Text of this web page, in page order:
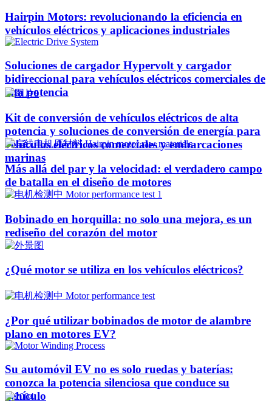
Hairpin Motors: revolucionando la eficiencia en
vehículos eléctricos y aplicaciones industriales
Soluciones de cargador Hypervolt y cargador
bidireccional para vehículos eléctricos comerciales de
alta potencia
Kit de conversión de vehículos eléctricos de alta
potencia y soluciones de conversión de energía para
vehículos eléctricos comerciales y embarcaciones
marinas
Más allá del par y la velocidad: el verdadero campo
de batalla en el diseño de motores
Bobinado en horquilla: no solo una mejora, es un
rediseño del corazón del motor
¿Qué motor se utiliza en los vehículos eléctricos?
¿Por qué utilizar bobinados de motor de alambre
plano en motores EV?
Su automóvil EV no es solo ruedas y baterías:
conozca la potencia silenciosa que conduce su
vehículo